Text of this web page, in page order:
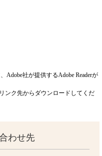
Adobe社が提供するAdobe Readerが
ンク先からダウンロードしてくだ
わせ先